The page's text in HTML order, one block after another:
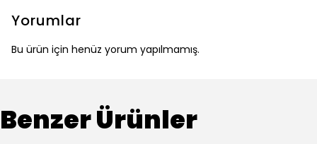
Yorumlar
Bu ürün için henüz yorum yapılmamış.
Benzer Ürünler